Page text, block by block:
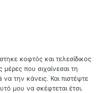
κοφτός και τελεσίδικος
που σιχαίνεσαι τη
την κάνεις. Και πιστέψτε
μου να σκέφτεται έτσι.